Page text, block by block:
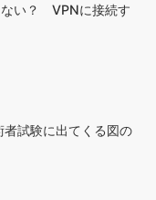
ない？ VPNに接続す
試験に出てくる図の